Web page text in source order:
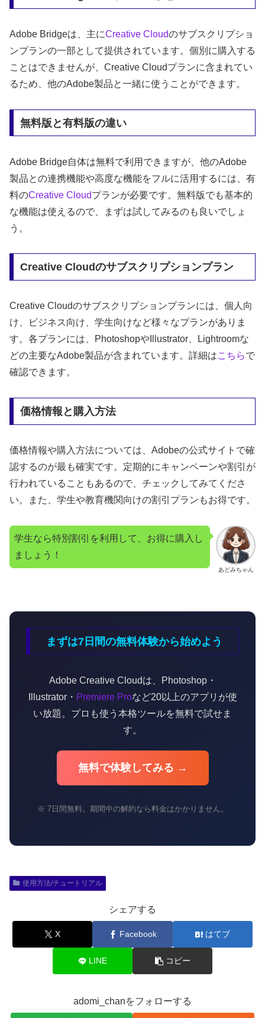
Adobe Bridgeは、主にCreative Cloudのサブスクリプショ
ンプランの一部として提供されています。個別に購入する
ことはできませんが、Creative Cloudプランに含まれてい
るため、他のAdobe製品と一緒に使うことができます。
無料版と有料版の違い
Adobe Bridge自体は無料で利用できますが、他のAdobe
製品との連携機能や高度な機能をフルに活用するには、有
料のCreative Cloudプランが必要です。無料版でも基本的
な機能は使えるので、まずは試してみるのも良いでしょ
う。
Creative Cloudのサブスクリプションプラン
Creative Cloudのサブスクリプションプランには、個人向
け、ビジネス向け、学生向けなど様々なプランがありま
す。各プランには、PhotoshopやIllustrator、Lightroomな
どの主要なAdobe製品が含まれています。詳細はこちらで
確認できます。
価格情報と購入方法
価格情報や購入方法については、Adobeの公式サイトで確
認するのが最も確実です。定期的にキャンペーンや割引が
行われていることもあるので、チェックしてみてくださ
い。また、学生や教育機関向けの割引プランもお得です。
あどみちゃん
学生なら特別割引を利用して、お得に購入し
ましょう！
まずは7日間の無料体験から始めよう
Adobe Creative Cloudは、Photoshop・
Illustrator・ Premiere Proなど20以上のアプリが使
い放題。プロも使う本格ツールを無料で試せま
す。
無料で体験してみる →
※ 7日間無料。期間中の解約なら料金はかかりません。
使用方法/チュートリアル
シェアする
X Facebook はてブ
LINE コピー
adomi_chanをフォローする